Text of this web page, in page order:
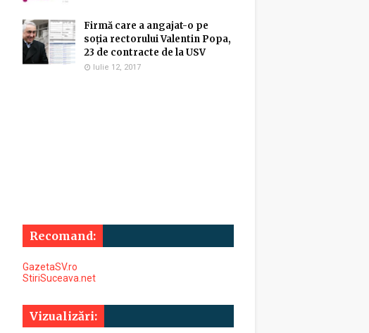
Firmă care a angajat-o pe
soția rectorului Valentin Popa,
23 de contracte de la USV
Iulie 12, 2017
Recomand:
GazetaSV.ro
StiriSuceava.net
Vizualizări: